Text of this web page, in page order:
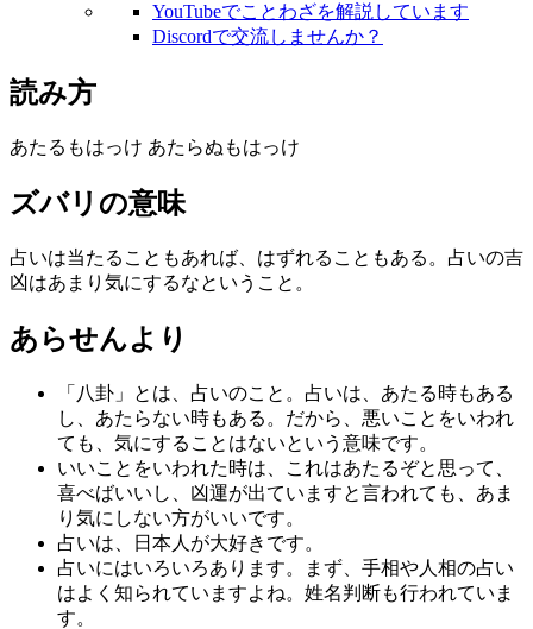
YouTubeでことわざを解説しています
Discordで交流しませんか？
読み方
あたるもはっけ あたらぬもはっけ
ズバリの意味
占いは当たることもあれば、はずれることもある。占いの吉
凶はあまり気にするなということ。
あらせんより
「八卦」とは、占いのこと。占いは、あたる時もある
し、あたらない時もある。だから、悪いことをいわれ
ても、気にすることはないという意味です。
いいことをいわれた時は、これはあたるぞと思って、
喜べばいいし、凶運が出ていますと言われても、あま
り気にしない方がいいです。
占いは、日本人が大好きです。
占いにはいろいろあります。まず、手相や人相の占い
はよく知られていますよね。姓名判断も行われていま
す。